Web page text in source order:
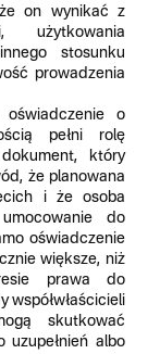
on wynikać z
użytkowania
stosunku
prowadzenia
o
pełni rolę
który
że planowana
i że osoba
do
oświadczenie
większe, niż
prawa do
współwłaścicieli
skutkować
uzupełnień albo